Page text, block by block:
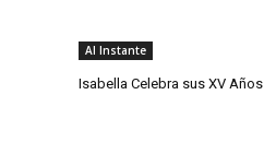
Al Instante
Isabella Celebra sus XV Años